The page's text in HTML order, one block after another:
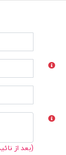
(بعد از